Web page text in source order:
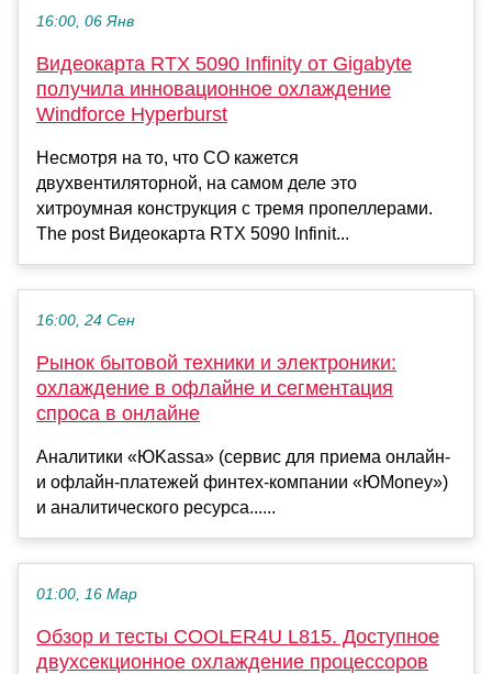
16:00, 06 Янв
Видеокарта RTX 5090 Infinity от Gigabyte
получила инновационное охлаждение
Windforce Hyperburst
Несмотря на то, что СО кажется
двухвентиляторной, на самом деле это
хитроумная конструкция с тремя пропеллерами.
The post Видеокарта RTX 5090 Infinit...
16:00, 24 Сен
Рынок бытовой техники и электроники:
охлаждение в офлайне и сегментация
спроса в онлайне
Аналитики «ЮKassa» (сервис для приема онлайн-
и офлайн-платежей финтех-компании «ЮMoney»)
и аналитического ресурса......
01:00, 16 Мар
Обзор и тесты COOLER4U L815. Доступное
двухсекционное охлаждение процессоров